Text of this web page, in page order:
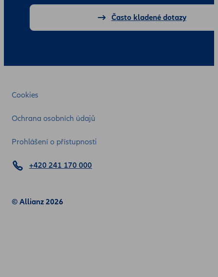
Často kladené dotazy
Cookies
Ochrana osobních údajů
Prohlášení o přístupnosti
© Allianz 2026
+420 241 170 000